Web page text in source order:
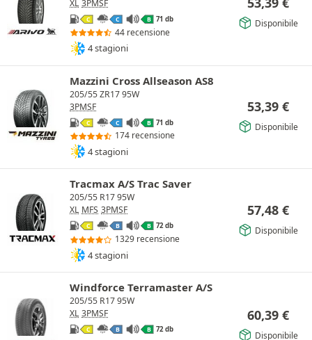
XL 3PMSF
C C B 71 db
44 recensione
4 stagioni
Disponibile
Mazzini Cross Allseason AS8
205/55 ZR17 95W
3PMSF
C C B 71 db
174 recensione
4 stagioni
53,39 €
Disponibile
Tracmax A/S Trac Saver
205/55 R17 95W
XL MFS 3PMSF
C B B 72 db
1329 recensione
4 stagioni
57,48 €
Disponibile
Windforce Terramaster A/S
205/55 R17 95W
XL 3PMSF
C B B 72 db
60,39 €
Disponibile